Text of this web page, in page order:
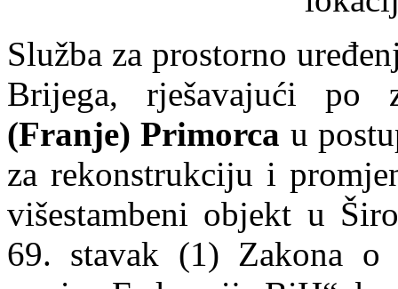
Služba za prostorno
Brijega, rješavajući po
(Franje) Primorca u
za rekonstrukciju i
višestambeni objekt u
69. stavak (1) Zakona o